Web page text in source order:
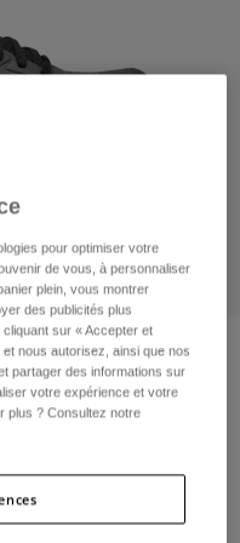
plates Fox
pour optimiser votre
de vous, à personnaliser
plein, vous montrer
des publicités plus
sur « Accepter et
nous autorisez, ainsi que nos
partager des informations sur
votre expérience et votre
plus ? Consultez notre